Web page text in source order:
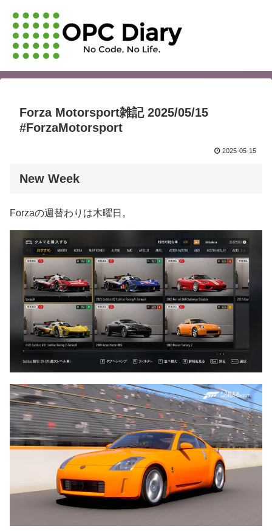
Forza Motorsport雑記 2025/05/15
#ForzaMotorsport
2025-05-15
New Week
Forzaの週替わりは木曜日。